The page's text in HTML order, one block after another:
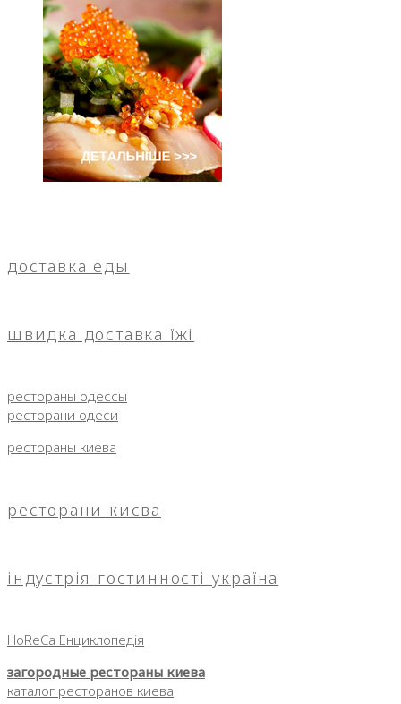
доставка еды
швидка доставка їжі
рестораны одессы
ресторани одеси
рестораны киева
ресторани києва
індустрія гостинності україна
HoReCa Енциклопедія
загородные рестораны киева
каталог ресторанов киева